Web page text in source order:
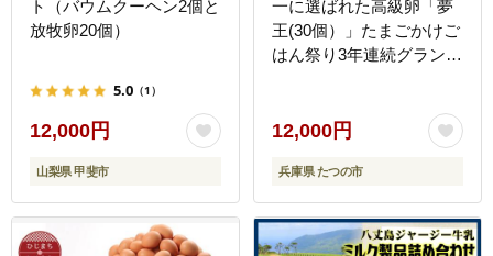
ト（バウムクーヘン2個と
放牧卵20個）
5.0 （1）
12,000円
山梨県 甲斐市
一に選ばれた高級卵「夢
王(30個）」たまごかけご
はん祭り3年連続グランプ
12,000円
兵庫県 たつの市